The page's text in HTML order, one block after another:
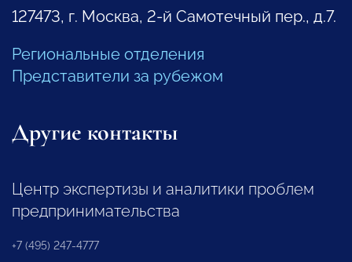
127473, г. Москва, 2-й Самотечный пер., д.7.
Региональные отделения
Представители за рубежом
Другие контакты
Центр экспертизы и аналитики проблем
предпринимательства
+7 (495) 247-4777